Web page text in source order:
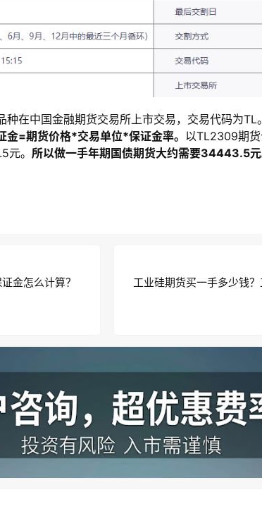
种在中国金融期货交易所上市交易，交易代码为
金=期货价格*交易单位*保证金率。 以TL2309期
。 所以做一手年期国债期货大约需要34443.5元
金怎么计算？
工业硅期货买一手多少钱